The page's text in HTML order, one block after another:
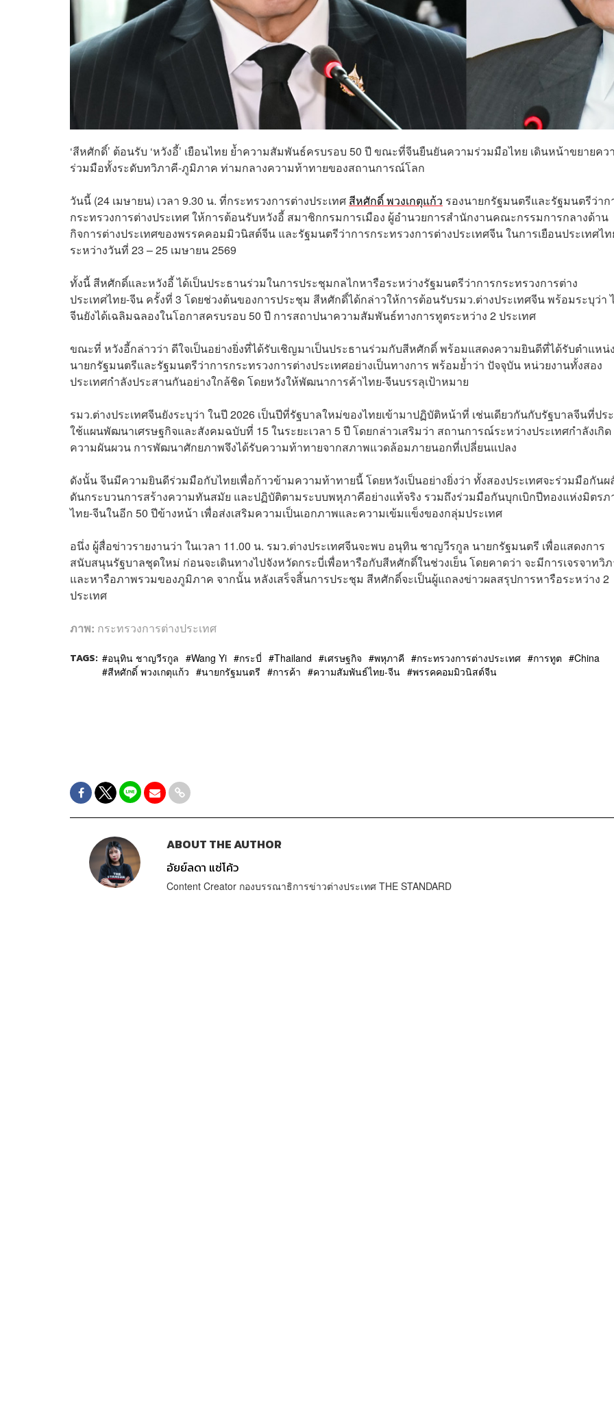
‘สีหศักดิ์’ ต้อนรับ ‘หวังอี้’ เยือนไทย ย้ำความสัมพันธ์ครบรอบ 50 ปี ขณะที่จีนยืนยันความร่วมมือไทย เดินหน้าขยายคว
ร่วมมือทั้งระดับทวิภาคี-ภูมิภาค ท่ามกลางความท้าทายของสถานการณ์โลก
วันนี้ (24 เมษายน) เวลา 9.30 น. ที่กระทรวงการต่างประเทศ สีหศักดิ์ พวงเกตุแก้ว รองนายกรัฐมนตรีและรัฐมนตรีว่าก
กระทรวงการต่างประเทศ ให้การต้อนรับหวังอี้ สมาชิกกรมการเมือง ผู้อำนวยการสำนักงานคณะกรรมการกลางด้าน
กิจการต่างประเทศของพรรคคอมมิวนิสต์จีน และรัฐมนตรีว่าการกระทรวงการต่างประเทศจีน ในการเยือนประเทศไ
ระหว่างวันที่ 23 – 25 เมษายน 2569
ทั้งนี้ สีหศักดิ์และหวังอี้ ได้เป็นประธานร่วมในการประชุมกลไกหารือระหว่างรัฐมนตรีว่าการกระทรวงการต่าง
ประเทศไทย-จีน ครั้งที่ 3 โดยช่วงต้นของการประชุม สีหศักดิ์ได้กล่าวให้การต้อนรับรมว.ต่างประเทศจีน พร้อมระบุว่า
จีนยังได้เฉลิมฉลองในโอกาสครบรอบ 50 ปี การสถาปนาความสัมพันธ์ทางการทูตระหว่าง 2 ประเทศ
ขณะที่ หวังอี้กล่าวว่า ดีใจเป็นอย่างยิ่งที่ได้รับเชิญมาเป็นประธานร่วมกับสีหศักดิ์ พร้อมแสดงความยินดีที่ได้รับตำแหน่
นายกรัฐมนตรีและรัฐมนตรีว่าการกระทรวงการต่างประเทศอย่างเป็นทางการ พร้อมย้ำว่า ปัจจุบัน หน่วยงานทั้งสอง
ประเทศกำลังประสานกันอย่างใกล้ชิด โดยหวังให้พัฒนาการค้าไทย-จีนบรรลุเป้าหมาย
รมว.ต่างประเทศจีนยังระบุว่า ในปี 2026 เป็นปีที่รัฐบาลใหม่ของไทยเข้ามาปฏิบัติหน้าที่ เช่นเดียวกันกับรัฐบาลจีนที่ปร
ใช้แผนพัฒนาเศรษฐกิจและสังคมฉบับที่ 15 ในระยะเวลา 5 ปี โดยกล่าวเสริมว่า สถานการณ์ระหว่างประเทศกำลังเกิด
ความผันผวน การพัฒนาศักยภาพจึงได้รับความท้าทายจากสภาพแวดล้อมภายนอกที่เปลี่ยนแปลง
ดังนั้น จีนมีความยินดีร่วมมือกับไทยเพื่อก้าวข้ามความท้าทายนี้ โดยหวังเป็นอย่างยิ่งว่า ทั้งสองประเทศจะร่วมมือกันผ
ดันกระบวนการสร้างความทันสมัย และปฏิบัติตามระบบพหุภาคีอย่างแท้จริง รวมถึงร่วมมือกันบุกเบิกปีทองแห่งมิตรภ
ไทย-จีนในอีก 50 ปีข้างหน้า เพื่อส่งเสริมความเป็นเอกภาพและความเข้มแข็งของกลุ่มประเทศ
อนึ่ง ผู้สื่อข่าวรายงานว่า ในเวลา 11.00 น. รมว.ต่างประเทศจีนจะพบ อนุทิน ชาญวีรกูล นายกรัฐมนตรี เพื่อแสดงการ
สนับสนุนรัฐบาลชุดใหม่ ก่อนจะเดินทางไปจังหวัดกระบี่เพื่อหารือกับสีหศักดิ์ในช่วงเย็น โดยคาดว่า จะมีการเจรจาทวิ
และหารือภาพรวมของภูมิภาค จากนั้น หลังเสร็จสิ้นการประชุม สีหศักดิ์จะเป็นผู้แถลงข่าวผลสรุปการหารือระหว่าง 2
ประเทศ
ภาพ: กระทรวงการต่างประเทศ
TAGS: อนุทิน ชาญวีรกูล Wang Yi กระบี่ Thailand เศรษฐกิจ พหุภาคี กระทรวงการต่างประเทศ การทูต
China
สีหศักดิ์ พวงเกตุแก้ว
นายกรัฐมนตรี การค้า ความสัมพันธ์ไทย-จีน พรรคคอมมิวนิสต์จีน
ABOUT THE AUTHOR
อัยย์ลดา แซ่โค้ว
Content Creator กองบรรณาธิการข่าวต่างประเทศ THE STANDARD